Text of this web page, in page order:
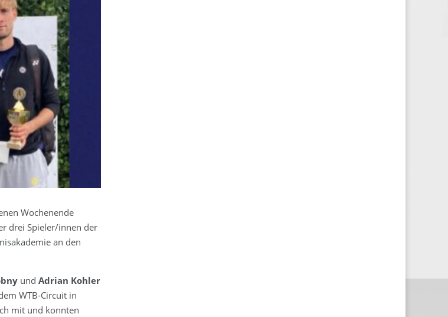
Wochenende
drei Spieler/innen der
an den
und Adrian Kohler
WTB-Circuit in
mit und konnten